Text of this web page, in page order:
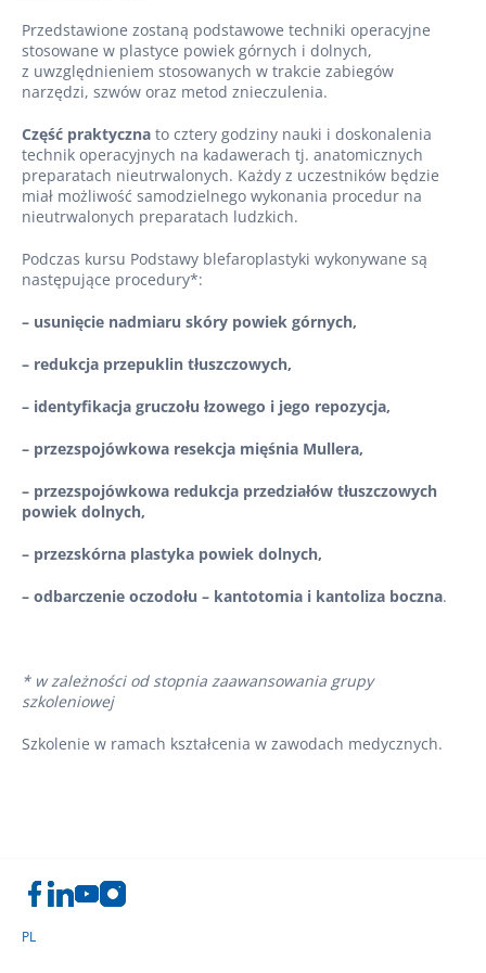
Przedstawione zostaną podstawowe techniki operacyjne
stosowane w plastyce powiek górnych i dolnych,
z uwzględnieniem stosowanych w trakcie zabiegów
narzędzi, szwów oraz metod znieczulenia.
Część praktyczna to cztery godziny nauki i doskonalenia
technik operacyjnych na kadawerach tj. anatomicznych
preparatach nieutrwalonych. Każdy z uczestników będzie
miał możliwość samodzielnego wykonania procedur na
nieutrwalonych preparatach ludzkich.
Podczas kursu Podstawy blefaroplastyki wykonywane są
następujące procedury*:
– usunięcie nadmiaru skóry powiek górnych,
– redukcja przepuklin tłuszczowych,
– identyfikacja gruczołu łzowego i jego repozycja,
– przezspojówkowa resekcja mięśnia Mullera,
– przezspojówkowa redukcja przedziałów tłuszczowych
powiek dolnych,
– przezskórna plastyka powiek dolnych,
– odbarczenie oczodołu – kantotomia i kantoliza boczna.
* w zależności od stopnia zaawansowania grupy
szkoleniowej
Szkolenie w ramach kształcenia w zawodach medycznych.
PL